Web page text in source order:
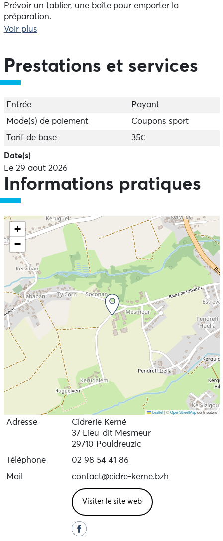
Prévoir un tablier, une boîte pour emporter la
préparation.
Sur inscription.
Voir plus
Prestations et services
Entrée
Payant
Mode(s) de paiement
Coupons sport
Tarif de base
35€
Date(s)
Le 29 aout 2026
Informations pratiques
+
−
Leaflet |©OpenStreetMapcontributors
Adresse
Cidrerie Kerné
37 Lieu-dit Mesmeur
29710 Pouldreuzic
Téléphone
02 98 54 41 86
Mail
contact@cidre-kerne.bzh
Visiter le site web